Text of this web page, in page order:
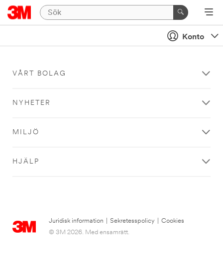
Konto
VÅRT BOLAG
NYHETER
MILJÖ
HJÄLP
Juridisk information Sekretesspolicy
Cookies
© 3M 2026. Med ensamrätt.